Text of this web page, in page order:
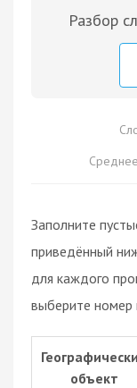
Разбор
Заполните
приведённый
для каждого
выберите номер
объект